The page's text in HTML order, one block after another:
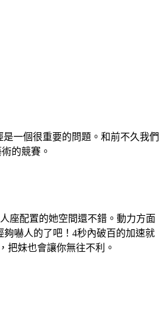
一個很重要的問題。和前不久我們
的競賽。
座配置的她空間還不錯。動力方面
夠嚇人的了吧！4秒內破百的加速就
把妹也會讓你無往不利。